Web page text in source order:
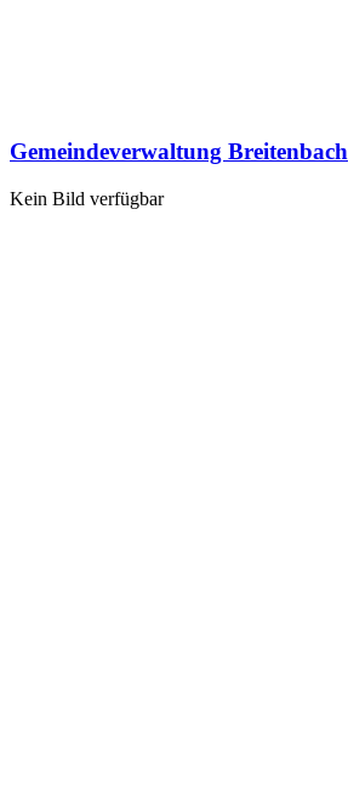
Gemeindeverwaltung Breitenbach
Kein Bild verfügbar